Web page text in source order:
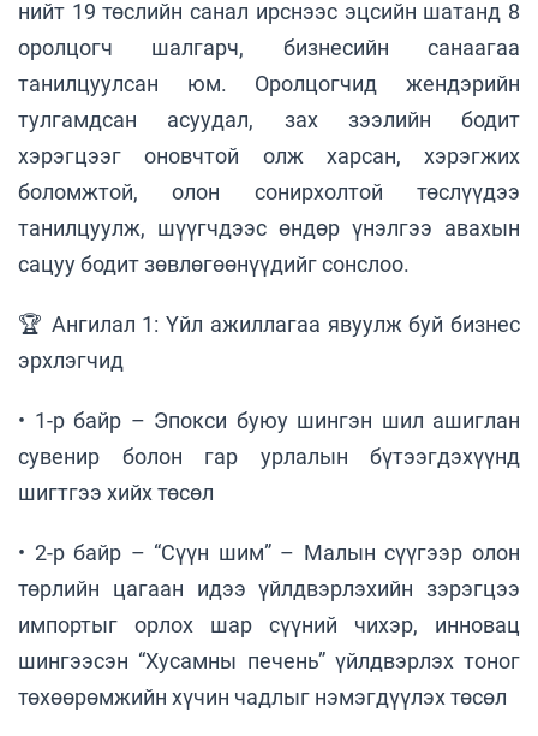
нийт 19 төслийн санал ирснээс эцсийн шатанд 8
оролцогч шалгарч, бизнесийн санаагаа
танилцуулсан юм. Оролцогчид жендэрийн
тулгамдсан асуудал, зах зээлийн бодит
хэрэгцээг оновчтой олж харсан, хэрэгжих
боломжтой, олон сонирхолтой төслүүдээ
танилцуулж, шүүгчдээс өндөр үнэлгээ авахын
сацуу бодит зөвлөгөөнүүдийг сонслоо.
🏆 Ангилал 1: Үйл ажиллагаа явуулж буй бизнес
эрхлэгчид
• 1-р байр – Эпокси буюу шингэн шил ашиглан
сувенир болон гар урлалын бүтээгдэхүүнд
шигтгээ хийх төсөл
• 2-р байр – “Сүүн шим” – Малын сүүгээр олон
төрлийн цагаан идээ үйлдвэрлэхийн зэрэгцээ
импортыг орлох шар сүүний чихэр, инновац
шингээсэн “Хусамны печень” үйлдвэрлэх тоног
төхөөрөмжийн хүчин чадлыг нэмэгдүүлэх төсөл